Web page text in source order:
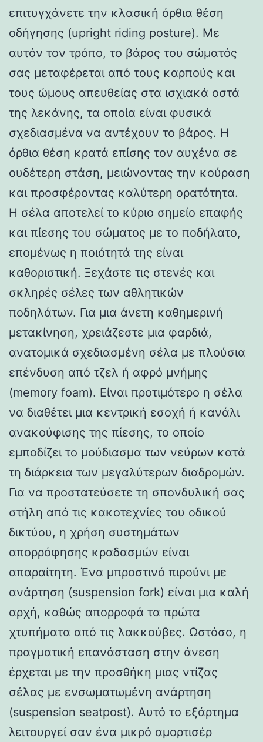
επιτυγχάνετε την κλασική όρθια θέση
οδήγησης (upright riding posture). Με
αυτόν τον τρόπο, το βάρος του σώματός
σας μεταφέρεται από τους καρπούς και
τους ώμους απευθείας στα ισχιακά οστά
της λεκάνης, τα οποία είναι φυσικά
σχεδιασμένα να αντέχουν το βάρος. Η
όρθια θέση κρατά επίσης τον αυχένα σε
ουδέτερη στάση, μειώνοντας την κούραση
και προσφέροντας καλύτερη ορατότητα.
Η σέλα αποτελεί το κύριο σημείο επαφής
και πίεσης του σώματος με το ποδήλατο,
επομένως η ποιότητά της είναι
καθοριστική. Ξεχάστε τις στενές και
σκληρές σέλες των αθλητικών
ποδηλάτων. Για μια άνετη καθημερινή
μετακίνηση, χρειάζεστε μια φαρδιά,
ανατομικά σχεδιασμένη σέλα με πλούσια
επένδυση από τζελ ή αφρό μνήμης
(memory foam). Είναι προτιμότερο η σέλα
να διαθέτει μια κεντρική εσοχή ή κανάλι
ανακούφισης της πίεσης, το οποίο
εμποδίζει το μούδιασμα των νεύρων κατά
τη διάρκεια των μεγαλύτερων διαδρομών.
Για να προστατεύσετε τη σπονδυλική σας
στήλη από τις κακοτεχνίες του οδικού
δικτύου, η χρήση συστημάτων
απορρόφησης κραδασμών είναι
απαραίτητη. Ένα μπροστινό πιρούνι με
ανάρτηση (suspension fork) είναι μια καλή
αρχή, καθώς απορροφά τα πρώτα
χτυπήματα από τις λακκούβες. Ωστόσο, η
πραγματική επανάσταση στην άνεση
έρχεται με την προσθήκη μιας ντίζας
σέλας με ενσωματωμένη ανάρτηση
(suspension seatpost). Αυτό το εξάρτημα
λειτουργεί σαν ένα μικρό αμορτισέρ